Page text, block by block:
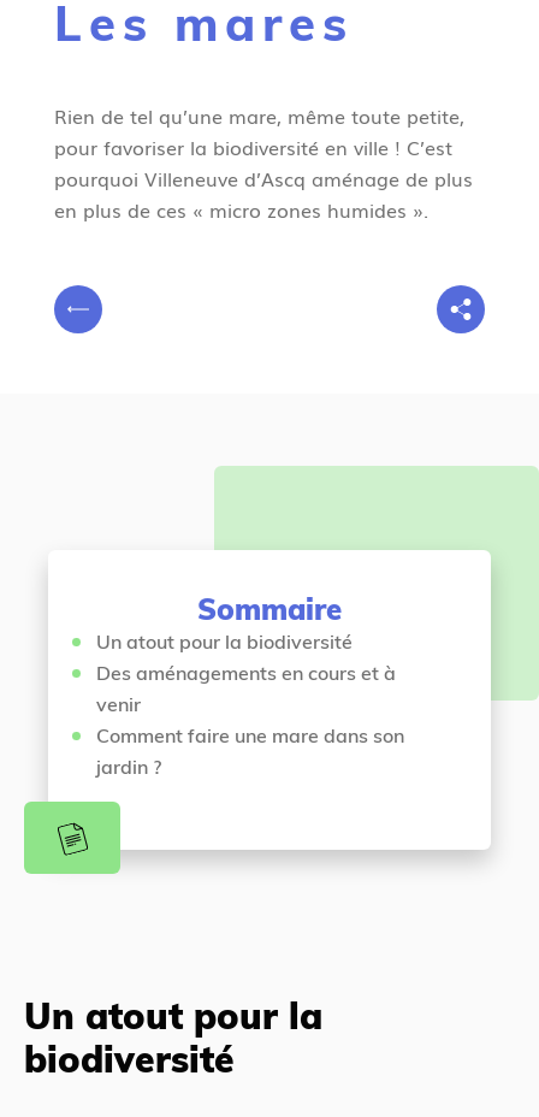
g
Les mares
Rien de tel qu’une mare, même toute petite,
pour favoriser la biodiversité en ville ! C’est
pourquoi Villeneuve d’Ascq aménage de plus
en plus de ces « micro zones humides ».
V
o
P
Sommaire
Un atout pour la biodiversité
Des aménagements en cours et à
venir
Comment faire une mare dans son
jardin ?
Un atout pour la
biodiversité